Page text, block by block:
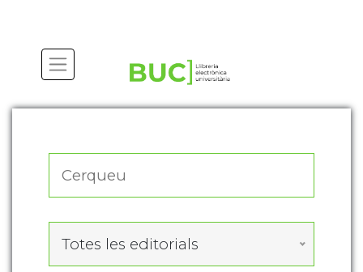
Totes les editorials